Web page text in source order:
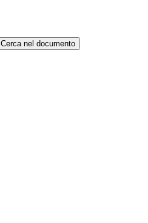
Cerca nel documento